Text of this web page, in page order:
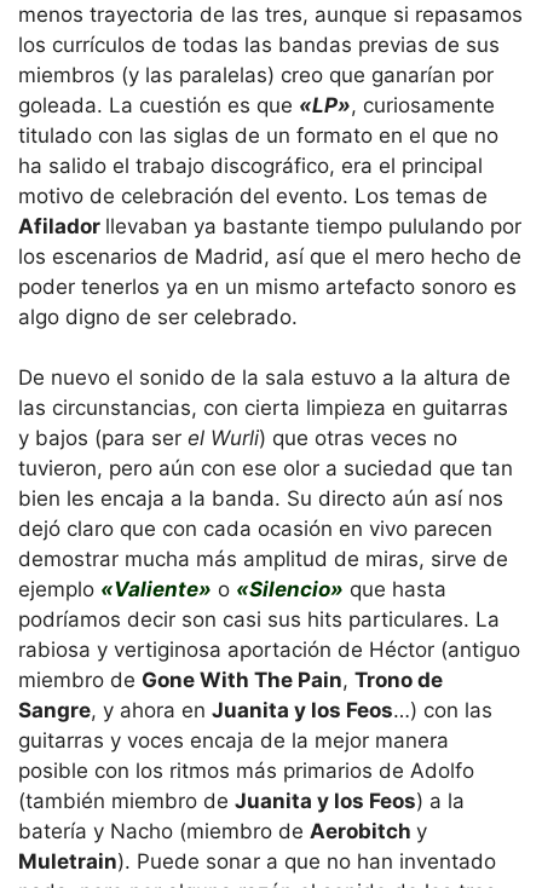
menos trayectoria de las tres, aunque si repasamos
los currículos de todas las bandas previas de sus
miembros (y las paralelas) creo que ganarían por
goleada. La cuestión es que «LP», curiosamente
titulado con las siglas de un formato en el que no
ha salido el trabajo discográfico, era el principal
motivo de celebración del evento. Los temas de
Afilador llevaban ya bastante tiempo pululando por
los escenarios de Madrid, así que el mero hecho de
poder tenerlos ya en un mismo artefacto sonoro es
algo digno de ser celebrado.
De nuevo el sonido de la sala estuvo a la altura de
las circunstancias, con cierta limpieza en guitarras
y bajos (para ser el Wurli) que otras veces no
tuvieron, pero aún con ese olor a suciedad que tan
bien les encaja a la banda. Su directo aún así nos
dejó claro que con cada ocasión en vivo parecen
demostrar mucha más amplitud de miras, sirve de
ejemplo «Valiente» o «Silencio» que hasta
podríamos decir son casi sus hits particulares. La
rabiosa y vertiginosa aportación de Héctor (antiguo
miembro de Gone With The Pain, Trono de
Sangre, y ahora en Juanita y los Feos…) con las
guitarras y voces encaja de la mejor manera
posible con los ritmos más primarios de Adolfo
(también miembro de Juanita y los Feos) a la
batería y Nacho (miembro de Aerobitch y
Muletrain). Puede sonar a que no han inventado